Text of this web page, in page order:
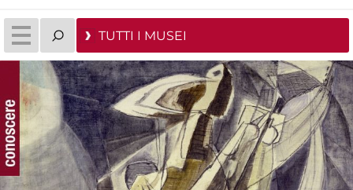
TUTTI I MUSEI